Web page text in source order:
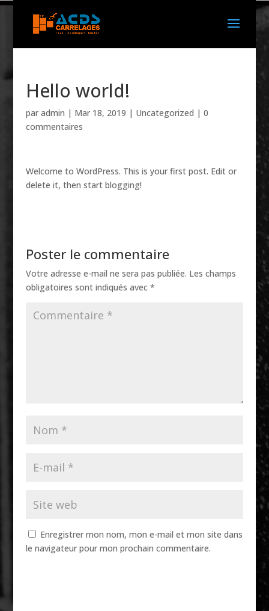
Hello world!
par admin | Mar 18, 2019 | Uncategorized | 0
commentaires
Welcome to WordPress. This is your first post. Edit or
delete it, then start blogging!
Poster le commentaire
Votre adresse e-mail ne sera pas publiée. Les champs
obligatoires sont indiqués avec *
Enregistrer mon nom, mon e-mail et mon site dans
le navigateur pour mon prochain commentaire.